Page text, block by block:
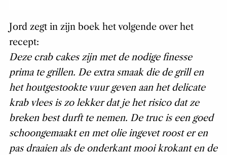
Jord zegt in zijn boek het volgende over het
recept:
Deze crab cakes zijn met de nodige finesse
prima te grillen. De extra smaak die de grill en
het houtgestookte vuur geven aan het delicate
krab vlees is zo lekker dat je het risico dat ze
breken best durft te nemen. De truc is een goed
schoongemaakt en met olie ingevet roost er en
pas draaien als de onderkant mooi krokant en de